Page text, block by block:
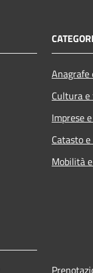
Cultura
Imprese
Catasto
Mobilità